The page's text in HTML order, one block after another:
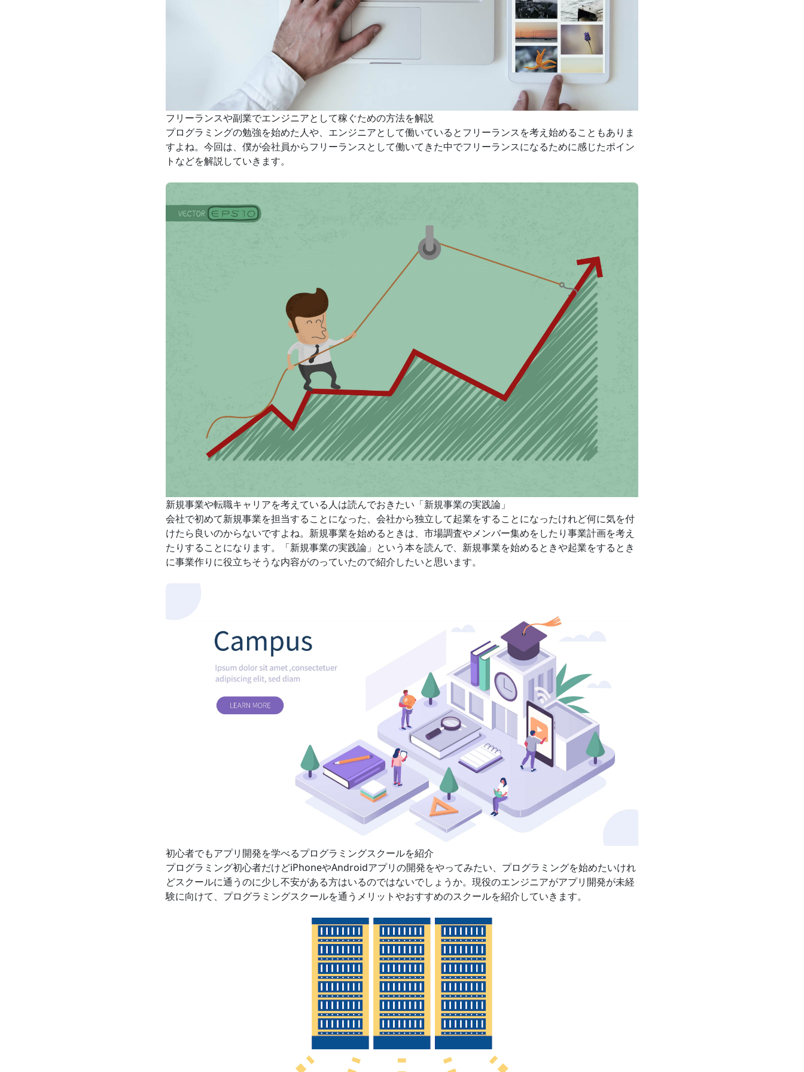
フリーランスや副業でエンジニアとして稼ぐための方法を解説
プログラミングの勉強を始めた人や、エンジニアとして働いているとフリーランスを考え始めることもありま
すよね。今回は、僕が会社員からフリーランスとして働いてきた中でフリーランスになるために感じたポイン
トなどを解説していきます。
新規事業や転職キャリアを考えている人は読んでおきたい「新規事業の実践論」
会社で初めて新規事業を担当することになった、会社から独立して起業をすることになったけれど何に気を付
けたら良いのからないですよね。新規事業を始めるときは、市場調査やメンバー集めをしたり事業計画を考え
たりすることになります。「新規事業の実践論」という本を読んで、新規事業を始めるときや起業をするとき
に事業作りに役立ちそうな内容がのっていたので紹介したいと思います。
初心者でもアプリ開発を学べるプログラミングスクールを紹介
プログラミング初心者だけどiPhoneやAndroidアプリの開発をやってみたい、プログラミングを始めたいけれ
どスクールに通うのに少し不安がある方はいるのではないでしょうか。現役のエンジニアがアプリ開発が未経
験に向けて、プログラミングスクールを通うメリットやおすすめのスクールを紹介していきます。